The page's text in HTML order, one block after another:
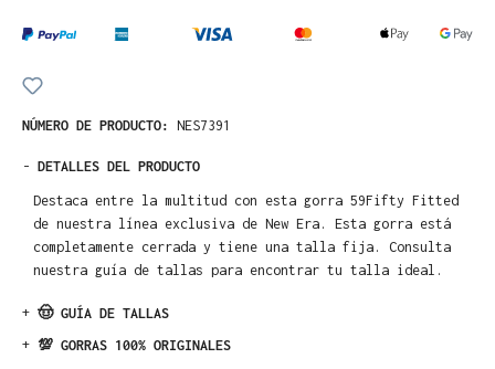
NÚMERO DE PRODUCTO: NES7391
- DETALLES DEL PRODUCTO
Destaca entre la multitud con esta gorra 59Fifty Fitted
de nuestra línea exclusiva de New Era. Esta gorra está
completamente cerrada y tiene una talla fija. Consulta
nuestra guía de tallas para encontrar tu talla ideal.
+ 🤠 GUÍA DE TALLAS
+ 💯 GORRAS 100% ORIGINALES